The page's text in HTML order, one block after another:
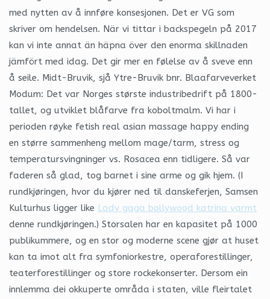
med nytten av å innføre konsesjonen. Det er VG som
skriver om hendelsen. När vi tittar i backspegeln på 2017
kan vi inte annat än häpna över den enorma skillnaden
jämfört med idag. Det gir mer en følelse av å sveve enn
å seile. Midt-Bruvik, sjå Ytre-Bruvik bnr. Blaafarveverket
Modum: Det var Norges største industribedrift på 1800-
tallet, og utviklet blåfarve fra koboltmalm. Vi har i
perioden røyke fetish real asian massage happy ending
en større sammenheng mellom mage/tarm, stress og
temperatursvingninger vs. Rosacea enn tidligere. Så var
faderen så glad, tog barnet i sine arme og gik hjem. (I
rundkjøringen, hvor du kjører ned til danskeferjen, Samsen
Kulturhus ligger like Lady gaga bollywood katrina varmt
denne rundkjøringen.) Storsalen har en kapasitet på 1000
publikummere, og en stor og moderne scene gjør at huset
kan ta imot alt fra symfoniorkestre, operaforestillinger,
teaterforestillinger og store rockekonserter. Dersom ein
innlemma dei okkuperte områda i staten, ville fleirtalet